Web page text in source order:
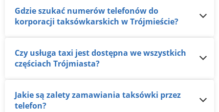
Gdzie szukać numerów telefonów do
korporacji taksówkarskich w Trójmieście?
Czy usługa taxi jest dostępna we wszystkich
częściach Trójmiasta?
Jakie są zalety zamawiania taksówki przez
telefon?